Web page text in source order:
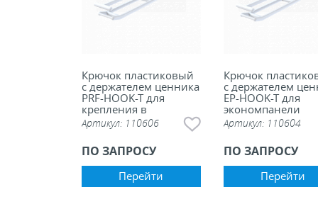
покупателейКрючок пластиковый
с держателем ценника
PRF-HOOK-T для
крепления в
перфорацию
Артикул: 110606
ПО ЗАПРОСУ
Перейти
Крючок
с держателем
EP-HOOK-T для
экономпанели
Артикул: 110604
ПО ЗАПРОСУ
Перейти